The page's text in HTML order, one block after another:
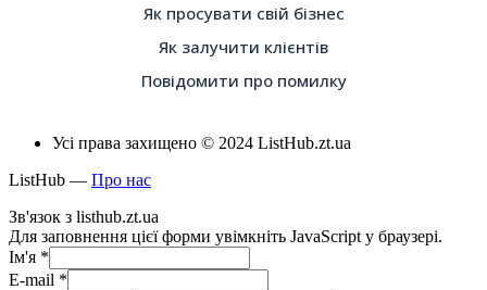
Як просувати свій бізнес
Як залучити клієнтів
Повідомити про помилку
Усі права захищено © 2024 ListHub.zt.ua
ListHub — Про нас
Зв'язок з listhub.zt.ua
Для заповнення цієї форми увімкніть JavaScript у браузері.
Ім'я *
E-mail *